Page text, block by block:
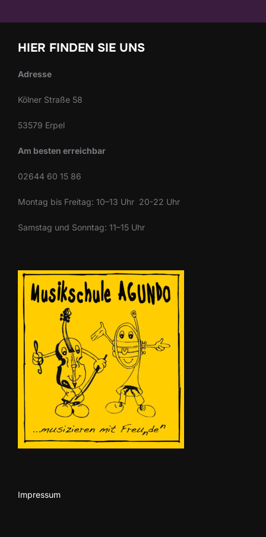
HIER FINDEN SIE UNS
Adresse
Kölner Straße 58
53579 Erpel
Am besten erreichbar
02644 60 15 86
Montag bis Freitag: 10–13 Uhr 20-22 Uhr
Samstag und Sonntag: 11–15 Uhr
Impressum